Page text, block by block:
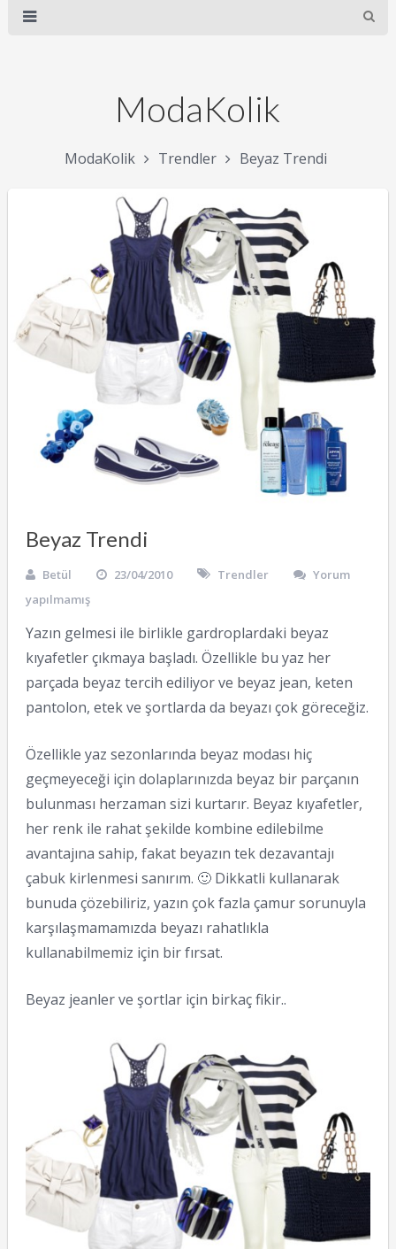
ModaKolik
ModaKolik Trendler Beyaz Trendi
Beyaz Trendi
Betül 23/04/2010 Trendler
Yorum
yapılmamış
Yazın gelmesi ile birlikle gardroplardaki beyaz
kıyafetler çıkmaya başladı. Özellikle bu yaz her
parçada beyaz tercih ediliyor ve beyaz jean, keten
pantolon, etek ve şortlarda da beyazı çok göreceğiz.
Özellikle yaz sezonlarında beyaz modası hiç
geçmeyeceği için dolaplarınızda beyaz bir parçanın
bulunması herzaman sizi kurtarır. Beyaz kıyafetler,
her renk ile rahat şekilde kombine edilebilme
avantajına sahip, fakat beyazın tek dezavantajı
çabuk kirlenmesi sanırım. 🙂 Dikkatli kullanarak
bunuda çözebiliriz, yazın çok fazla çamur sorunuyla
karşılaşmamamızda beyazı rahatlıkla
kullanabilmemiz için bir fırsat.
Beyaz jeanler ve şortlar için birkaç fikir..